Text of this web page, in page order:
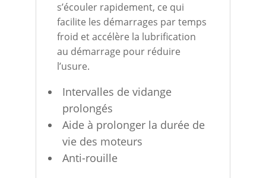
s’écouler rapidement, ce qui
facilite les démarrages par temps
froid et accélère la lubrification
au démarrage pour réduire
l’usure.
Intervalles de vidange
prolongés
Aide à prolonger la durée de
vie des moteurs
Anti-rouille